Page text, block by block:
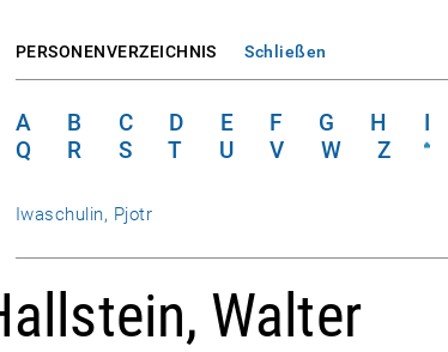
PERSONENVERZEICHNIS Schließen
A B C D E F G H I
Q
R S T U V W Z
Iwaschulin, Pjotr
Walter